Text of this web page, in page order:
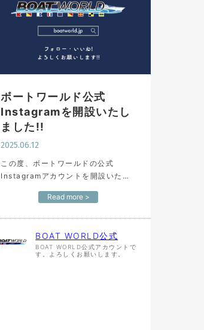
ボートワールド公式
Instagramを開設いたし
ました!!
2025.06.12
この度、ボートワールドの公式
Instagramアカウントを開設いたし
最新の出品艇をIngstagramからもご
Read more >
BOAT WORLD公式
BOAT WORLD公式アカウントで
す。よろしくお願いします。